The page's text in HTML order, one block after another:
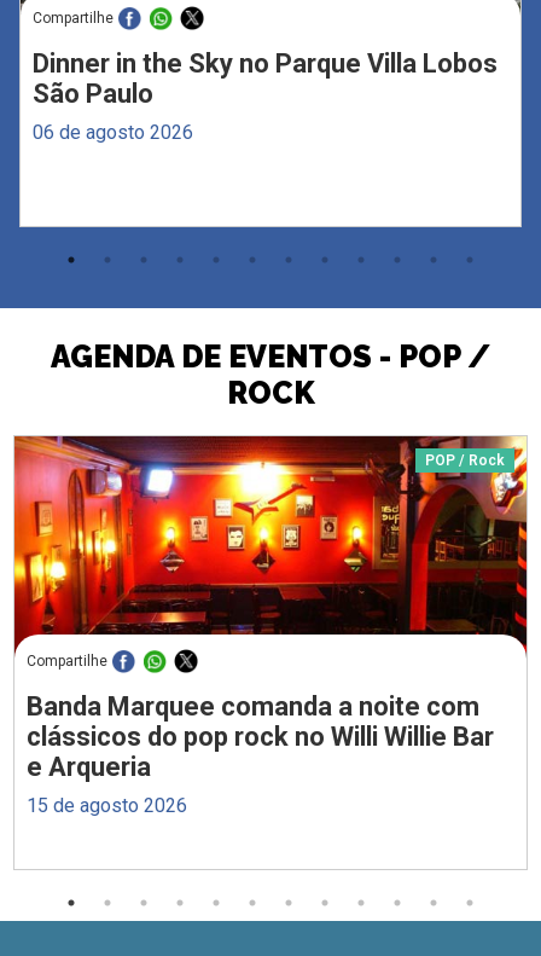
Compartilhe
Dinner in the Sky no Parque Villa Lobos
São Paulo
06 de agosto 2026
AGENDA DE EVENTOS - POP /
ROCK
POP / Rock
Compartilhe
Banda Marquee comanda a noite com
clássicos do pop rock no Willi Willie Bar
e Arqueria
15 de agosto 2026